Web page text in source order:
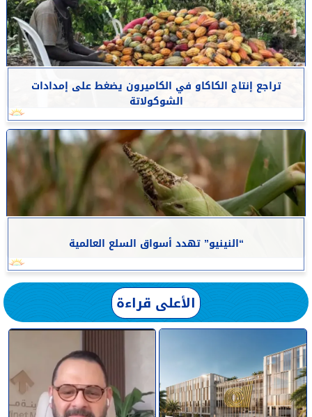
تراجع إنتاج الكاكاو في الكاميرون يضغط على إمدادات
الشوكولاتة
“النينيو” تهدد أسواق السلع العالمية
الأعلى قراءة